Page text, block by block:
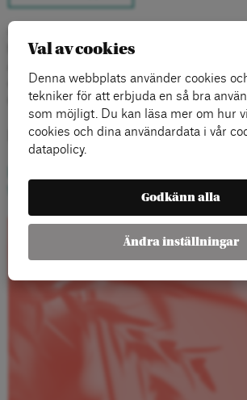
Nederländernas största partier valet 9 juni. Per
ett land alla trodde var ett av Europas mest
mötte var oväntade.
Läs rapporten
Rapporter
Val av cookies
Denna webbplats använder cookies
tekniker för att erbjuda en så bra
som möjligt. Du kan läsa mer om hur
cookies och dina användardata i vår
datapolicy.
Godkänn alla
Ändra inställningar